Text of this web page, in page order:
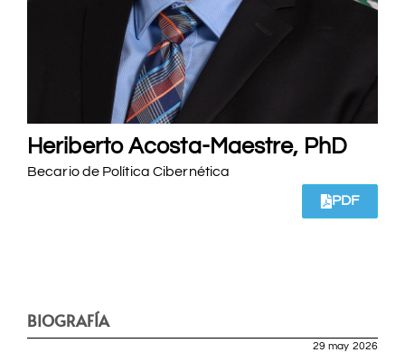
Heriberto Acosta-Maestre, PhD
Becario de Política Cibernética
PDF
BIOGRAFÍA
29 may 2026